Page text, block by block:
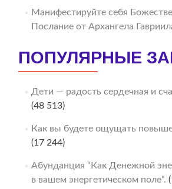
Манифестируйте себя
Послание от Архангела
ПОПУЛЯРНЫЕ
Дети — радость сердечная и
(48 513)
Как вы будете ощущать
(17 244)
Абунданция “Как Денежной
в вашем энергетическом поле“.